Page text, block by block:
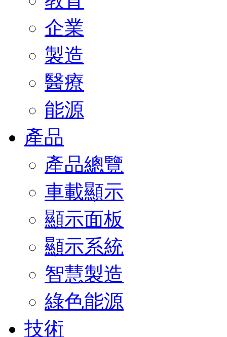
企業
製造
醫療
能源
產品
產品總覽
車載顯示
顯示面板
顯示系統
智慧製造
綠色能源
技術